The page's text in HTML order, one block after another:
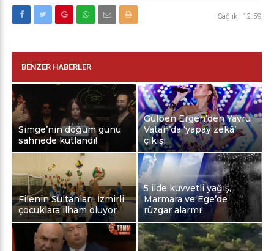
Sağlık - 12:59
BENZER HABERLER
Simge’nin doğum günü
sahnede kutlandı!
Gülben Ergen’den Yavru
Vatan’da ‘yapay zekâ’
çıkışı
Filenin Sultanları, İzmirli
çocuklara ilham oluyor
5 ilde kuvvetli yağış,
Marmara ve Ege’de
rüzgar alarmı!